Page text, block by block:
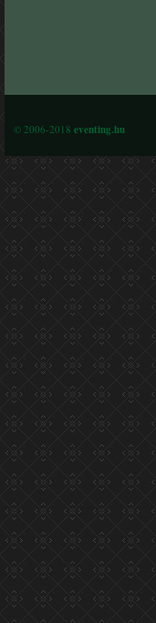
© 2006-2018 eventing.hu